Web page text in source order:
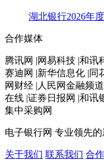
湖北银行2026年
合作媒体
腾讯网 |网易科技 |和讯
赛迪网 |新华信息化 |同
网财经 |人民网金融频
在线 |证券日报网 |和讯
集中采购网
电子银行网 专业领先
关于我们 联系我们 合